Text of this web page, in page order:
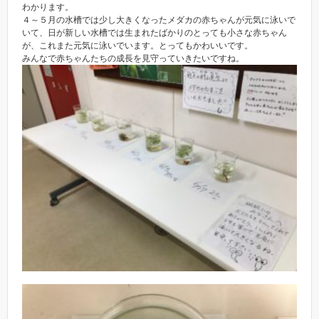
わかります。
４～５月の水槽では少し大きくなったメダカの赤ちゃんが元気に泳いで
いて、日が新しい水槽では生まれたばかりのとっても小さな赤ちゃん
が、これまた元気に泳いでいます。とってもかわいいです。
みんなで赤ちゃんたちの成長を見守っていきたいですね。